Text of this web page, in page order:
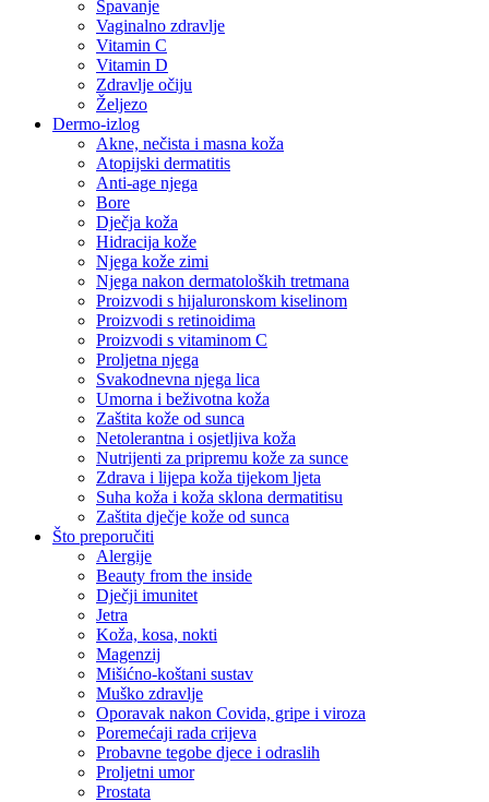
Spavanje
Vaginalno zdravlje
Vitamin C
Vitamin D
Zdravlje očiju
Željezo
Dermo-izlog
Akne, nečista i masna koža
Atopijski dermatitis
Anti-age njega
Bore
Dječja koža
Hidracija kože
Njega kože zimi
Njega nakon dermatoloških tretmana
Proizvodi s hijaluronskom kiselinom
Proizvodi s retinoidima
Proizvodi s vitaminom C
Proljetna njega
Svakodnevna njega lica
Umorna i beživotna koža
Zaštita kože od sunca
Netolerantna i osjetljiva koža
Nutrijenti za pripremu kože za sunce
Zdrava i lijepa koža tijekom ljeta
Suha koža i koža sklona dermatitisu
Zaštita dječje kože od sunca
Što preporučiti
Alergije
Beauty from the inside
Dječji imunitet
Jetra
Koža, kosa, nokti
Magenzij
Mišićno-koštani sustav
Muško zdravlje
Oporavak nakon Covida, gripe i viroza
Poremećaji rada crijeva
Probavne tegobe djece i odraslih
Proljetni umor
Prostata